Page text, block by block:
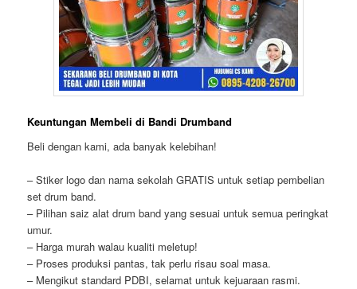
Keuntungan Membeli di Bandi Drumband
Beli dengan kami, ada banyak kelebihan!
– Stiker logo dan nama sekolah GRATIS untuk setiap pembelian
set drum band.
– Pilihan saiz alat drum band yang sesuai untuk semua peringkat
umur.
– Harga murah walau kualiti meletup!
– Proses produksi pantas, tak perlu risau soal masa.
– Mengikut standard PDBI, selamat untuk kejuaraan rasmi.